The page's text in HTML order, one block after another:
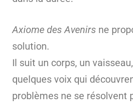
Axiome des Avenirs ne
solution.
Il suit un corps, un
quelques voix qui
problèmes ne se résolvent